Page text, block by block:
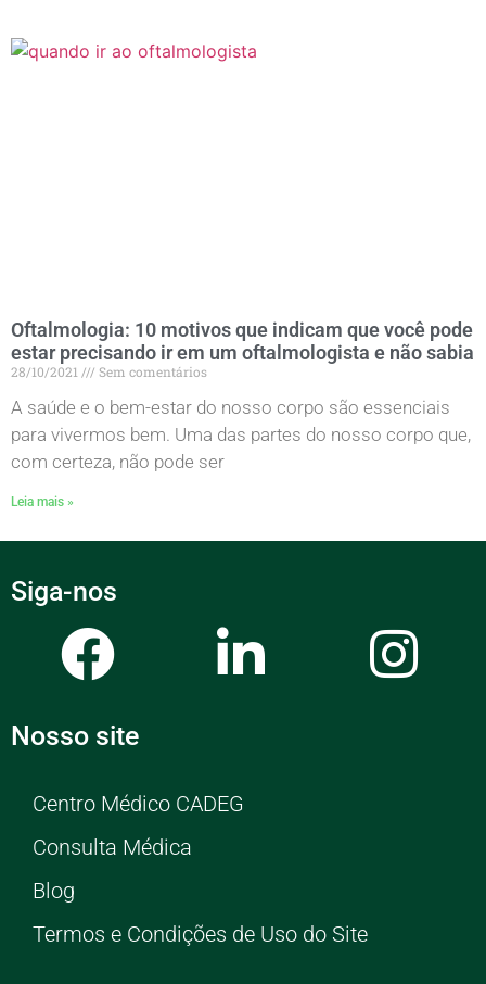
Oftalmologia: 10 motivos que indicam que você pode
estar precisando ir em um oftalmologista e não sabia
28/10/2021 Sem comentários
A saúde e o bem-estar do nosso corpo são essenciais
para vivermos bem. Uma das partes do nosso corpo que,
com certeza, não pode ser
Leia mais »
Siga-nos
Nosso site
Centro Médico CADEG
Consulta Médica
Blog
Termos e Condições de Uso do Site